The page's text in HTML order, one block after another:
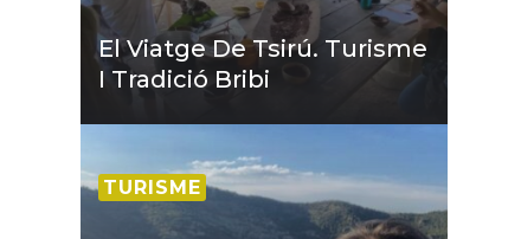
El Viatge De Tsirú. Turisme
I Tradició Bribi
TURISME